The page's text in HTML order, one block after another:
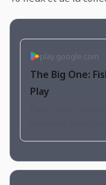
play.google.com
The Big One:
Play